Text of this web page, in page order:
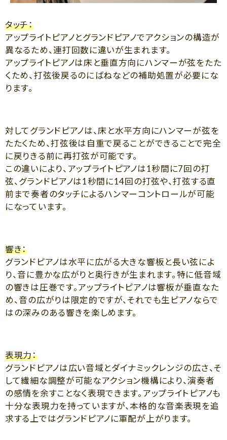
タッチ：
アップライトピアノとグランドピアノでアクションの構造が
異なるため、連打回数に違いが生まれます。
アップライトピアノは床と垂直方向にハンマーが弦をたた
くため、打弦後戻るのにばねなどの補助処置が必要にな
ります。
対してグランドピアノは、床と水平方向にハンマーが弦を
たたくため、打弦後は自重で戻ることができることで完全
に戻りきる前に再打弦が可能です。
この違いにより、アップライトピアノは1秒間に7回の打
弦、グランドピアノは1秒間に14回の打弦や、打弦する直
前まで奏者のタッチによるハンマーコントロールが可能
になっています。
響き：
グランドピアノは水平に広がる大きな響板と長い弦によ
り、音に豊かな広がりと奥行きが生まれます。特に低音域
の響きは圧巻です。アップライトピアノは響板が垂直なた
め、音の広がりは限定的ですが、それでも生ピアノならで
はの深みのある響きを楽しめます。
表現力：
グランドピアノは広い音域とダイナミックレンジの広さ、そ
して繊細な調整が可能なアクション機構により、演奏者
の感情を余すことなく表現できます。アップライトピアノも
十分な表現力を持っていますが、本格的な音楽表現を追
求する上ではグランドピアノに軍配が上がります。